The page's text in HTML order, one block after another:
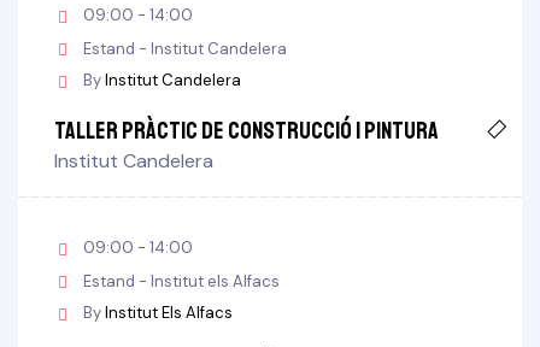
09:00 - 14:00
Estand - Institut Candelera
ByInstitut Candelera
Taller pràctic de construcció i pintura
Institut Candelera
09:00 - 14:00
Estand - Institut els Alfacs
ByInstitut Els Alfacs